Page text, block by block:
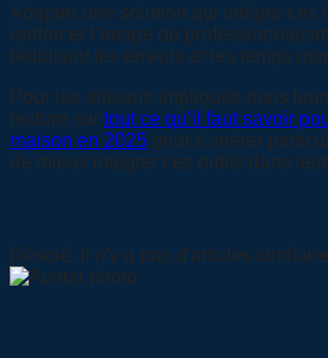
Adopter une solution qui intègre ces
renforcer l’image de
réduisant les erreurs et les temps
Pour les artisans impliqués dans
lecture sur tout ce qu’il faut savoir
maison en 2025 peut s’avérer
de mieux intégrer ces outils dans
Désolé, il n'y a pas d'articles